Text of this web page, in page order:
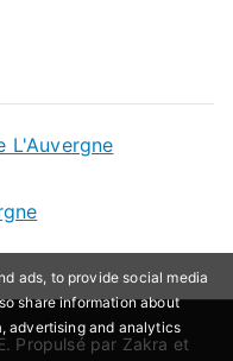
L'Auvergne
. Propulsé par Zakra et
ads, to provide social media
share information about
advertising and analytics